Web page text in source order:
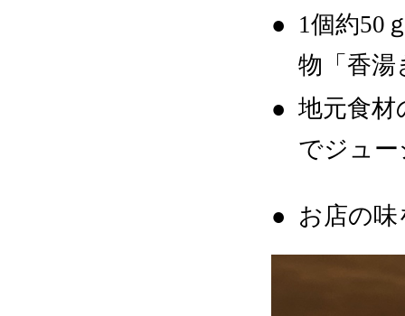
1個約50
物「香
地元食材
でジュ
お店の